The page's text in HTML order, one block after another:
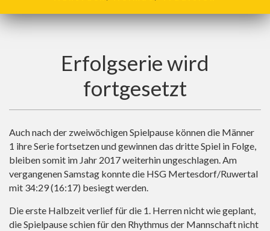
Erfolgserie wird
fortgesetzt
Auch nach der zweiwöchigen Spielpause können die Männer
1 ihre Serie fortsetzen und gewinnen das dritte Spiel in Folge,
bleiben somit im Jahr 2017 weiterhin ungeschlagen. Am
vergangenen Samstag konnte die HSG Mertesdorf/Ruwertal
mit 34:29 (16:17) besiegt werden.
Die erste Halbzeit verlief für die 1. Herren nicht wie geplant,
die Spielpause schien für den Rhythmus der Mannschaft nicht